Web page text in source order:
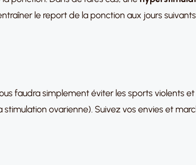
le report de la ponction aux jours
faudra simplement éviter les sports violents et
ovarienne). Suivez vos envies et